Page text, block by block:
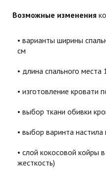
Возможные изменения
варианты ширины
см
длина спального
изготовление кровати
выбор ткани обивки
выбор варинта настила
слой кокосовой койры
жесткость)